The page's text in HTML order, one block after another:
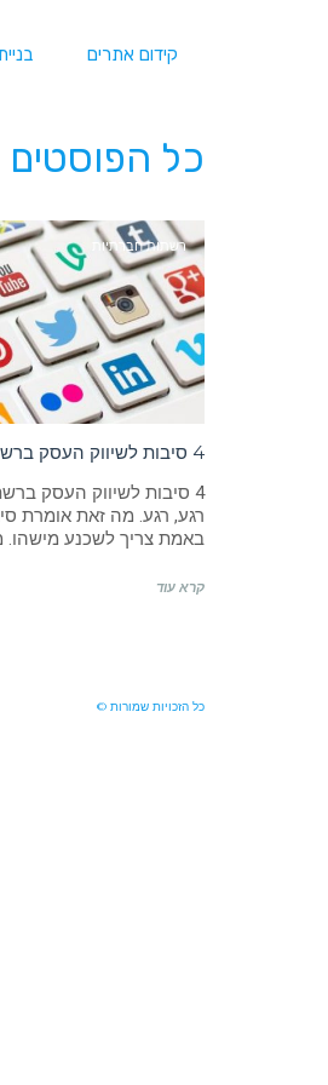
קידום אתרים
כל הפוסטים
רשתות חברתיות
4 סיבות לשיווק העסק ברשתות החברתיות
4 סיבות לשיווק העסק
רגע, רגע. מה זאת אומרת
באמת צריך לשכנע מישהו.
קרא עוד
כל הזכויות שמורות ©